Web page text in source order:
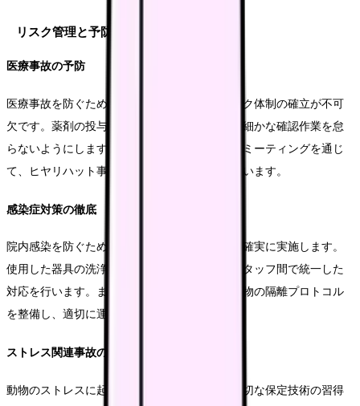
リスク管理と予防策
医療事故の予防
医療事故を防ぐためには、確実なダブルチェック体制の確立が不可
欠です。薬剤の投与量や器具の使用方法など、細かな確認作業を怠
らないようにします。また、定期的なスタッフミーティングを通じ
て、ヒヤリハット事例の共有と対策の検討を行います。
感染症対策の徹底
院内感染を防ぐため、適切な消毒・滅菌作業を確実に実施します。
使用した器具の洗浄・消毒手順を標準化し、スタッフ間で統一した
対応を行います。また、感染症の疑いがある動物の隔離プロトコル
を整備し、適切に運用することが重要です。
ストレス関連事故の防止
動物のストレスに起因する事故を防ぐため、適切な保定技術の習得